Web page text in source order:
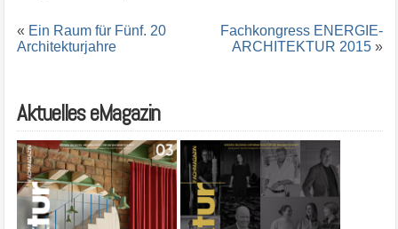
« Ein Raum für Fünf. 20
Architekturjahre
Fachkongress ENERGIE-
ARCHITEKTUR 2015 »
Aktuelles eMagazin